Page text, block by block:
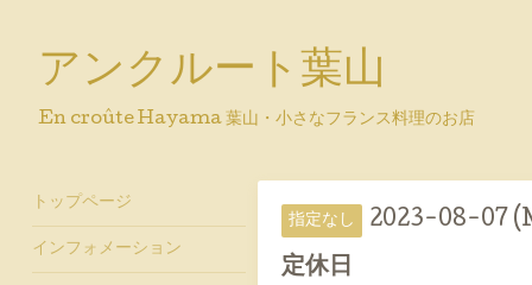
アンクルート葉山
En croûte Hayama 葉山・小さなフランス料理のお店
指定なし 2023-08-07
定休日
トップページ
インフォメーション